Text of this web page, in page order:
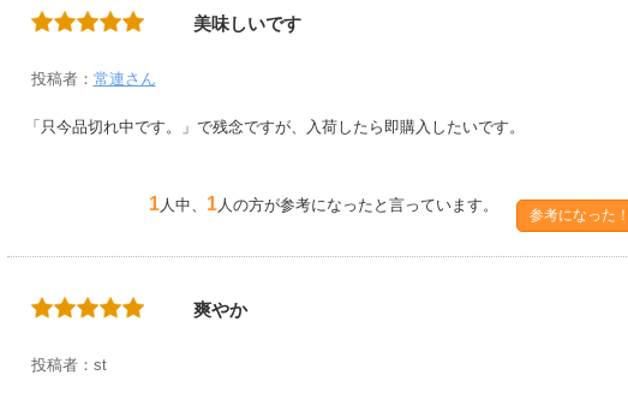
美味しいです
投稿者： 常連さん
「只今品切れ中です。」で残念ですが、入荷したら即購入したいです。
1人中、 1人の方が参考になったと言っています。
参考になった！
爽やか
投稿者：st